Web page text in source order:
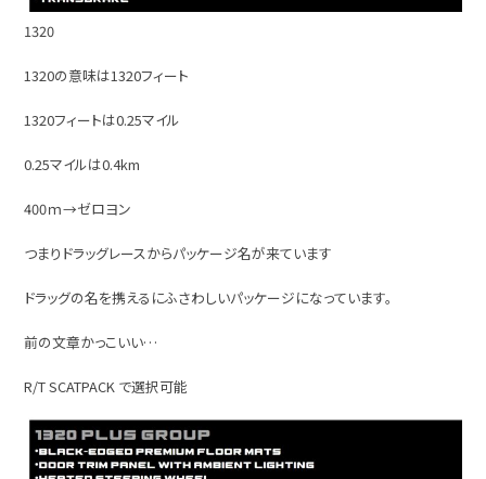
1320
1320の意味は1320フィート
1320フィートは0.25マイル
0.25マイルは0.4km
400ｍ→ゼロヨン
つまりドラッグレースからパッケージ名が来ています
ドラッグの名を携えるにふさわしいパッケージになっています。
前の文章かっこいい…
R/T SCATPACK で選択可能